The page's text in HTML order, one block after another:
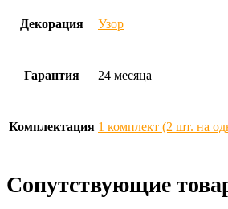
Декорация Узор
Гарантия 24 месяца
Комплектация 1 комплект (2 шт. на
Сопутствующие